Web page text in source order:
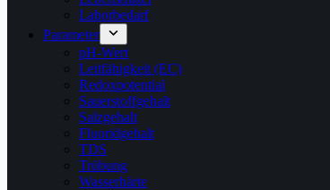
Laborbedarf
Parameter
pH-Wert
Leitfähigkeit (EC)
Redoxpotential
Sauerstoffgehalt
Salzgehalt
Fluoridgehalt
TDS
Trübung
Wasserhärte